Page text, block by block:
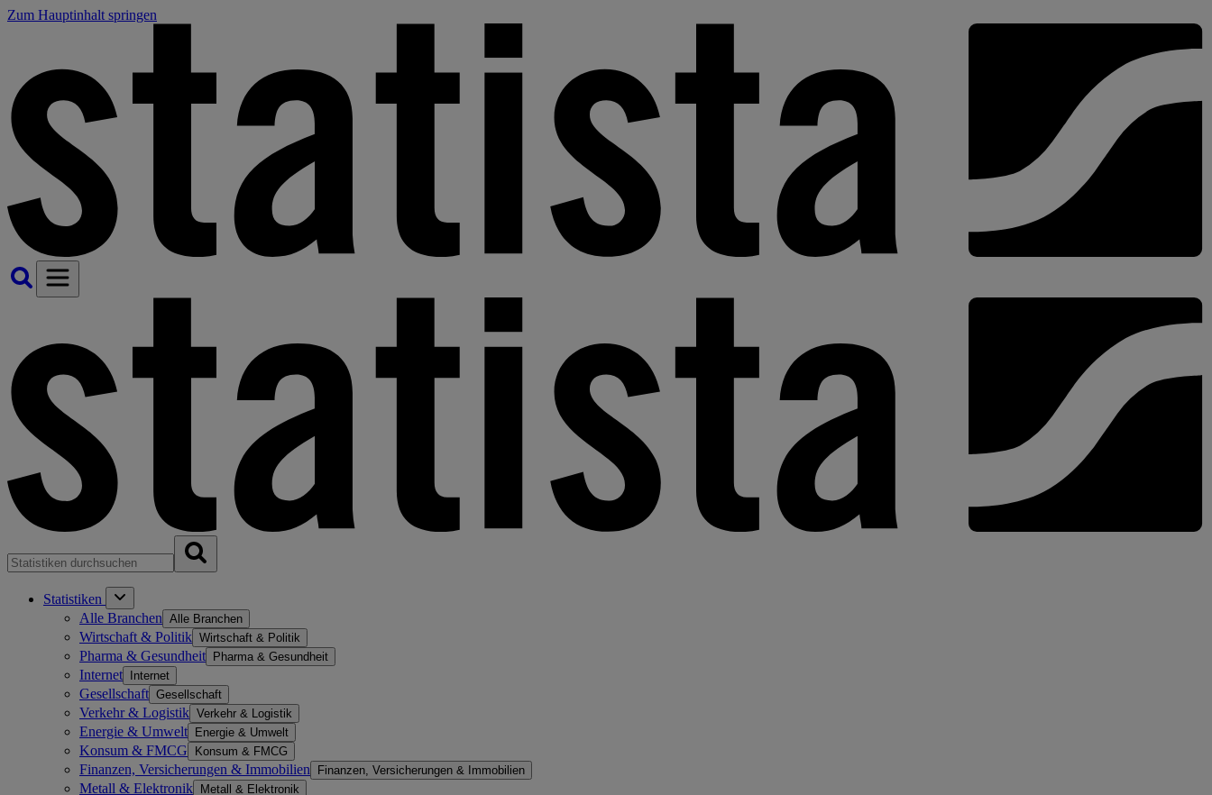
Zum Hauptinhalt springen
Statistiken
Alle Branchen Alle Branchen
Wirtschaft & Politik Wirtschaft & Politik
Pharma & Gesundheit Pharma & Gesundheit
Internet Internet
Gesellschaft Gesellschaft
Verkehr & Logistik Verkehr & Logistik
Energie & Umwelt Energie & Umwelt
Konsum & FMCG Konsum & FMCG
Finanzen, Versicherungen & Immobilien Finanzen, Versicherungen & Immobilien
Metall & Elektronik Metall & Elektronik